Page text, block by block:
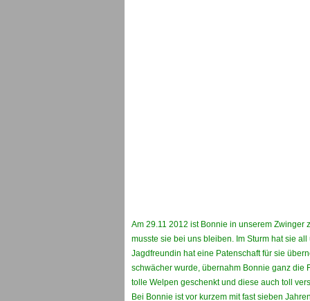
Am 29.11 2012 ist Bonnie in unserem Zwinger
musste sie bei uns bleiben. Im Sturm hat sie
Jagdfreundin hat eine Patenschaft für sie
schwächer wurde, übernahm Bonnie ganz die
tolle Welpen geschenkt und diese auch toll
Bei Bonnie ist vor kurzem mit fast sieben